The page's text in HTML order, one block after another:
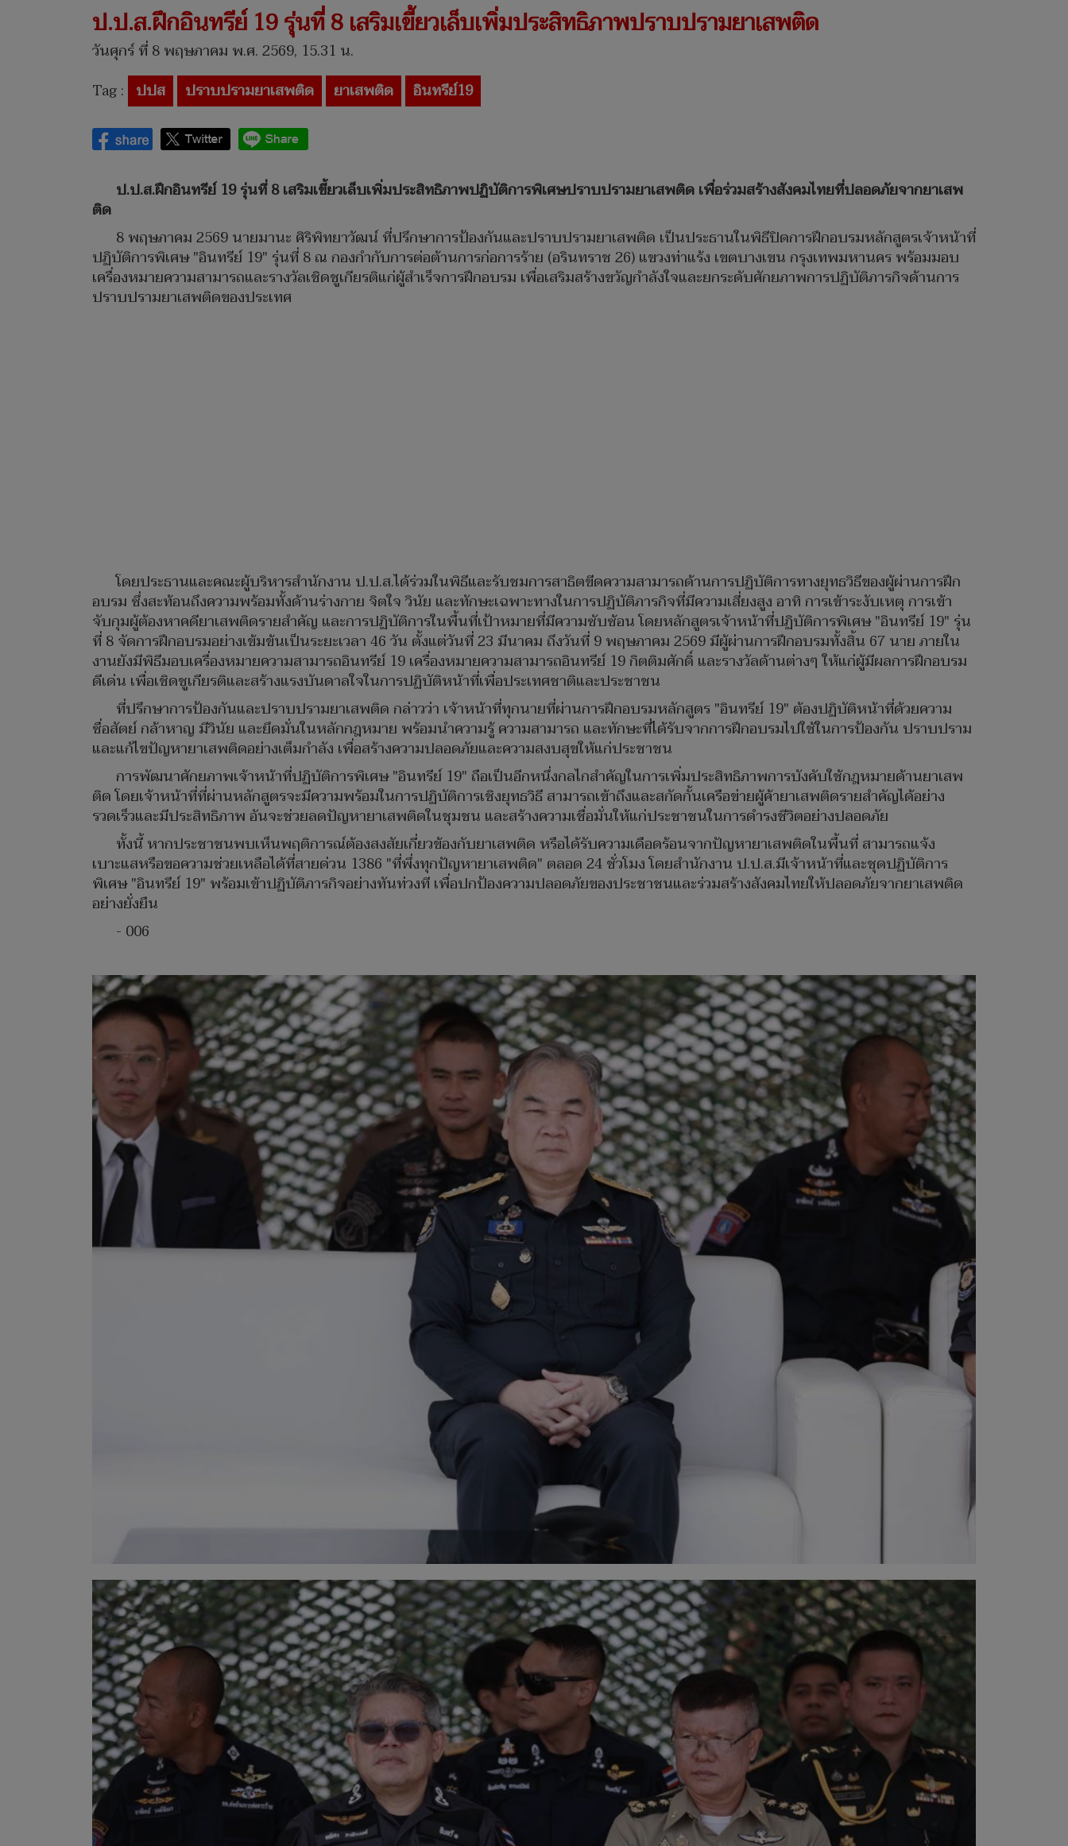
ป.ป.ส.ฝึกอินทรีย์ 19 รุ่นที่ 8 เสริมเขี้ยวเล็บเพิ่มประสิทธิภาพปราบปรามยาเสพติด
วันศุกร์ ที่ 8 พฤษภาคม พ.ศ. 2569, 15.31 น.
Tag : ปปส ปราบปรามยาเสพติด ยาเสพติด อินทรีย์19
ป.ป.ส.ฝึกอินทรีย์ 19 รุ่นที่ 8 เสริมเขี้ยวเล็บเพิ่มประสิทธิภาพปฏิบัติการพิเศษปราบปรามยาเสพติด เพื่อร่วมสร้างสังคมไทยที่ปลอดภัยจากยาเสพ
ติด
8 พฤษภาคม 2569 นายมานะ ศิริพิทยาวัฒน์ ที่ปรึกษาการป้องกันและปราบปรามยาเสพติด เป็นประธานในพิธีปิดการฝึกอบรมหลักสูตรเจ้าหน้าที่
ปฏิบัติการพิเศษ "อินทรีย์ 19" รุ่นที่ 8 ณ กองกำกับการต่อต้านการก่อการร้าย (อรินทราช 26) แขวงท่าแร้ง เขตบางเขน กรุงเทพมหานคร พร้อมมอบ
เครื่องหมายความสามารถและรางวัลเชิดชูเกียรติแก่ผู้สำเร็จการฝึกอบรม เพื่อเสริมสร้างขวัญกำลังใจและยกระดับศักยภาพการปฏิบัติภารกิจด้านการ
ปราบปรามยาเสพติดของประเทศ
โดยประธานและคณะผู้บริหารสำนักงาน ป.ป.ส.ได้ร่วมในพิธีและรับชมการสาธิตขีดความสามารถด้านการปฏิบัติการทางยุทธวิธีของผู้ผ่านการฝึก
อบรม ซึ่งสะท้อนถึงความพร้อมทั้งด้านร่างกาย จิตใจ วินัย และทักษะเฉพาะทางในการปฏิบัติภารกิจที่มีความเสี่ยงสูง อาทิ การเข้าระงับเหตุ การเข้า
จับกุมผู้ต้องหาคดียาเสพติดรายสำคัญ และการปฏิบัติการในพื้นที่เป้าหมายที่มีความซับซ้อน โดยหลักสูตรเจ้าหน้าที่ปฏิบัติการพิเศษ "อินทรีย์ 19" รุ่น
ที่ 8 จัดการฝึกอบรมอย่างเข้มข้นเป็นระยะเวลา 46 วัน ตั้งแต่วันที่ 23 มีนาคม ถึงวันที่ 9 พฤษภาคม 2569 มีผู้ผ่านการฝึกอบรมทั้งสิ้น 67 นาย ภายใน
งานยังมีพิธีมอบเครื่องหมายความสามารถอินทรีย์ 19 เครื่องหมายความสามารถอินทรีย์ 19 กิตติมศักดิ์ และรางวัลด้านต่างๆ ให้แก่ผู้มีผลการฝึกอบรม
ดีเด่น เพื่อเชิดชูเกียรติและสร้างแรงบันดาลใจในการปฏิบัติหน้าที่เพื่อประเทศชาติและประชาชน
ที่ปรึกษาการป้องกันและปราบปรามยาเสพติด กล่าวว่า เจ้าหน้าที่ทุกนายที่ผ่านการฝึกอบรมหลักสูตร "อินทรีย์ 19" ต้องปฏิบัติหน้าที่ด้วยความ
ซื่อสัตย์ กล้าหาญ มีวินัย และยึดมั่นในหลักกฎหมาย พร้อมนำความรู้ ความสามารถ และทักษะที่ได้รับจากการฝึกอบรมไปใช้ในการป้องกัน ปราบปราม
และแก้ไขปัญหายาเสพติดอย่างเต็มกำลัง เพื่อสร้างความปลอดภัยและความสงบสุขให้แก่ประชาชน
การพัฒนาศักยภาพเจ้าหน้าที่ปฏิบัติการพิเศษ "อินทรีย์ 19" ถือเป็นอีกหนึ่งกลไกสำคัญในการเพิ่มประสิทธิภาพการบังคับใช้กฎหมายด้านยาเสพ
ติด โดยเจ้าหน้าที่ที่ผ่านหลักสูตรจะมีความพร้อมในการปฏิบัติการเชิงยุทธวิธี สามารถเข้าถึงและสกัดกั้นเครือข่ายผู้ค้ายาเสพติดรายสำคัญได้อย่าง
รวดเร็วและมีประสิทธิภาพ อันจะช่วยลดปัญหายาเสพติดในชุมชน และสร้างความเชื่อมั่นให้แก่ประชาชนในการดำรงชีวิตอย่างปลอดภัย
ทั้งนี้ หากประชาชนพบเห็นพฤติการณ์ต้องสงสัยเกี่ยวข้องกับยาเสพติด หรือได้รับความเดือดร้อนจากปัญหายาเสพติดในพื้นที่ สามารถแจ้ง
เบาะแสหรือขอความช่วยเหลือได้ที่สายด่วน 1386 "ที่พึ่งทุกปัญหายาเสพติด" ตลอด 24 ชั่วโมง โดยสำนักงาน ป.ป.ส.มีเจ้าหน้าที่และชุดปฏิบัติการ
พิเศษ "อินทรีย์ 19" พร้อมเข้าปฏิบัติภารกิจอย่างทันท่วงที เพื่อปกป้องความปลอดภัยของประชาชนและร่วมสร้างสังคมไทยให้ปลอดภัยจากยาเสพติด
อย่างยั่งยืน
- 006